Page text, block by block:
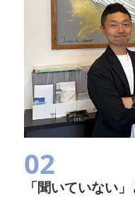
02
「聞いていない